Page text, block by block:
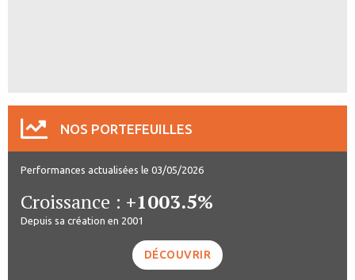
NOS PORTEFEUILLES
Performances actualisées le 03/05/2026
Croissance : +1003.5%
Depuis sa création en 2001
DÉCOUVRIR